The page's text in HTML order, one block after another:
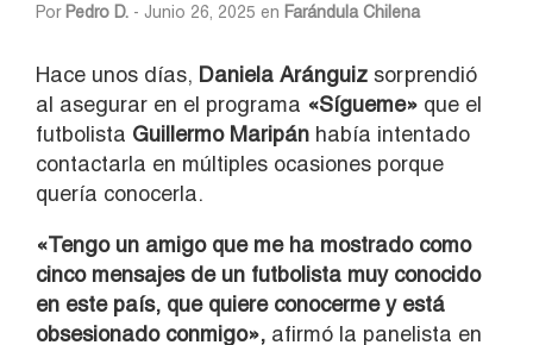
Por Pedro D. - Junio 26, 2025 en Farándula Chilena
Hace unos días, Daniela Aránguiz sorprendió
al asegurar en el programa «Sígueme» que el
futbolista Guillermo Maripán había intentado
contactarla en múltiples ocasiones porque
quería conocerla.
«Tengo un amigo que me ha mostrado como
cinco mensajes de un futbolista muy conocido
en este país, que quiere conocerme y está
obsesionado conmigo», afirmó la panelista en